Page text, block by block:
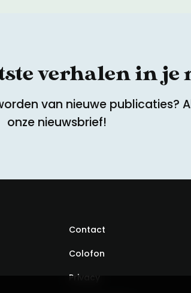
verhalen in je
van nieuwe publicaties?
onze nieuwsbrief!
Contact
Colofon
Privacy